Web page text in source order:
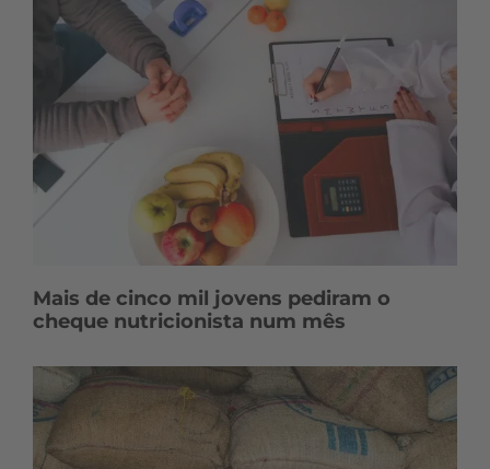
Mais de cinco mil jovens pediram o
cheque nutricionista num mês